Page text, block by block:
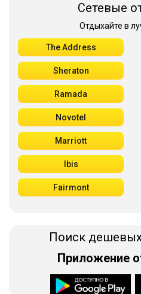
Сетевые
Отдыхайте в
The Address
Sheraton
Ramada
Novotel
Marriott
Ibis
Fairmont
Поиск
Приложение